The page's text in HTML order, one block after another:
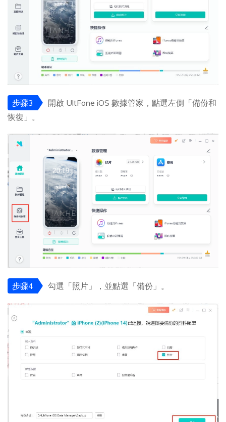
步骤3
開啟 UltFone iOS 數據管家，點選左側「備份和
恢復」。
步骤4 勾選「照片」，並點選「備份」。